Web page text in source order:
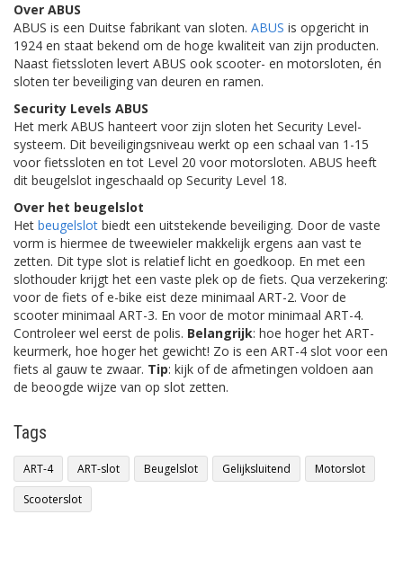
Over ABUS
ABUS is een Duitse fabrikant van sloten. ABUS is opgericht in
1924 en staat bekend om de hoge kwaliteit van zijn producten.
Naast fietssloten levert ABUS ook scooter- en motorsloten, én
sloten ter beveiliging van deuren en ramen.
Security Levels ABUS
Het merk ABUS hanteert voor zijn sloten het Security Level-
systeem. Dit beveiligingsniveau werkt op een schaal van 1-15
voor fietssloten en tot Level 20 voor motorsloten. ABUS heeft
dit beugelslot ingeschaald op Security Level 18.
Over het beugelslot
Het beugelslot biedt een uitstekende beveiliging. Door de vaste
vorm is hiermee de tweewieler makkelijk ergens aan vast te
zetten. Dit type slot is relatief licht en goedkoop. En met een
slothouder krijgt het een vaste plek op de fiets. Qua verzekering:
voor de fiets of e-bike eist deze minimaal ART-2. Voor de
scooter minimaal ART-3. En voor de motor minimaal ART-4.
Controleer wel eerst de polis. Belangrijk: hoe hoger het ART-
keurmerk, hoe hoger het gewicht! Zo is een ART-4 slot voor een
fiets al gauw te zwaar. Tip: kijk of de afmetingen voldoen aan
de beoogde wijze van op slot zetten.
Tags
ART-4 ART-slot Beugelslot Gelijksluitend
Motorslot
Scooterslot